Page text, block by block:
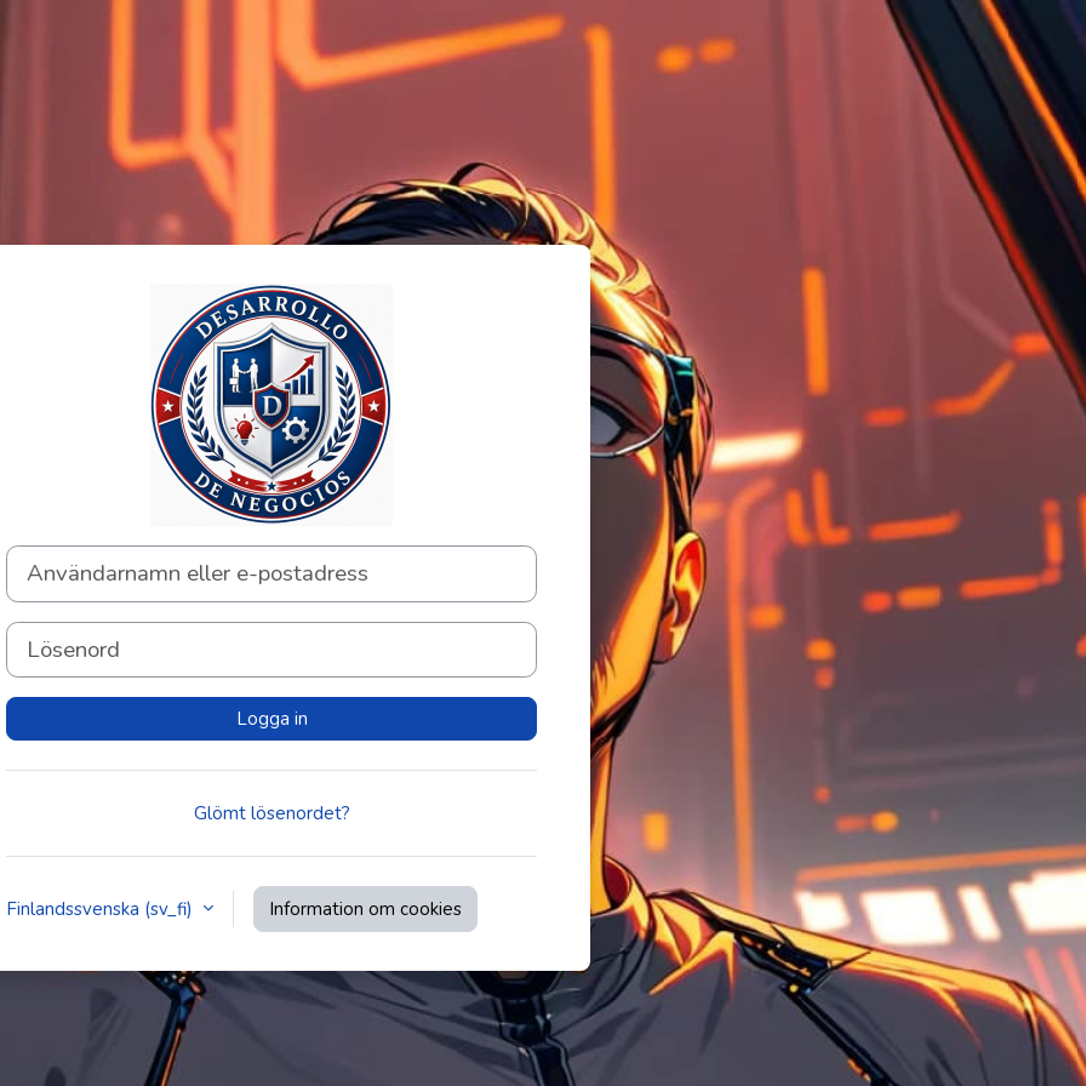
Logga in på Formación Empresarial I 305
Användarnamn eller e-postadress
Lösenord
Logga in
Glömt lösenordet?
Finlandssvenska ‎(sv_fi)‎ Information om cookies